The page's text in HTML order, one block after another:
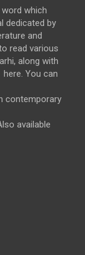
word which
dedicated by
and
read various
along with
You can
contemporary
available